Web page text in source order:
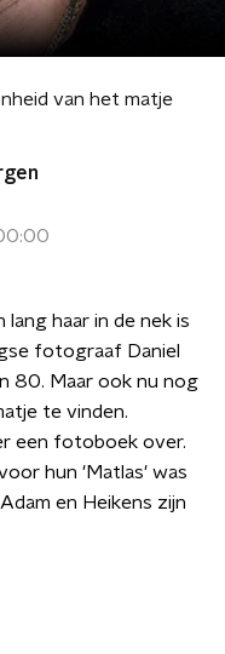
van het matje
haar in de nek is
fotograaf Daniel
80. Maar ook nu nog
te vinden.
een fotoboek over.
hun 'Matlas' was
en Heikens zijn